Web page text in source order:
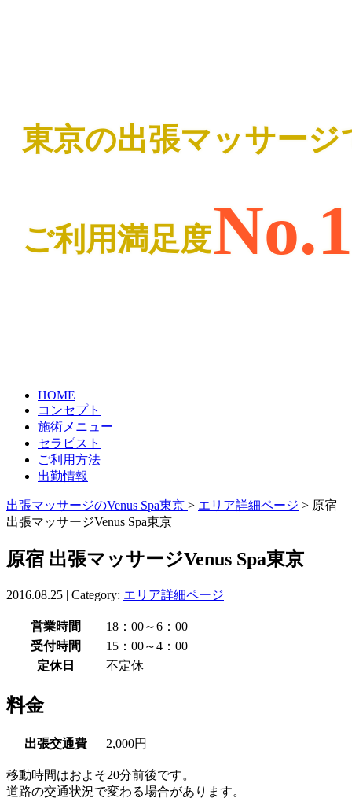
東京の出張マッサージ
ご利用満足度No.1
HOME
コンセプト
施術メニュー
セラピスト
ご利用方法
出勤情報
出張マッサージのVenus Spa東京 > エリア詳細ページ > 原宿
出張マッサージVenus Spa東京
原宿 出張マッサージVenus Spa東京
2016.08.25 | Category: エリア詳細ページ
営業時間
18：00～6：00
受付時間
15：00～4：00
定休日
不定休
料金
出張交通費 2,000円
移動時間はおよそ20分前後です。
道路の交通状況で変わる場合があります。